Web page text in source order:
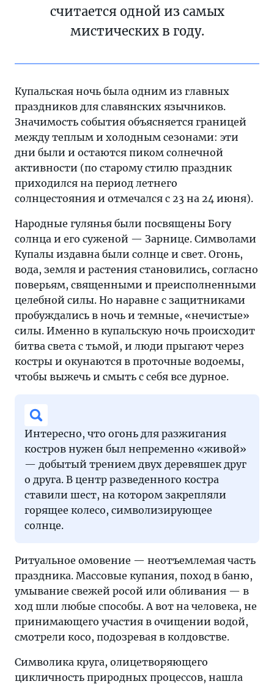
считается одной из самых
мистических в году.
Купальская ночь была одним из главных
праздников для славянских язычников.
Значимость события объясняется границей
между теплым и холодным сезонами: эти
дни были и остаются пиком солнечной
активности (по старому стилю праздник
приходился на период летнего
солнцестояния и отмечался с 23 на 24 июня).
Народные гулянья были посвящены Богу
солнца и его суженой — Зарнице. Символами
Купалы издавна были солнце и свет. Огонь,
вода, земля и растения становились, согласно
поверьям, священными и преисполненными
целебной силы. Но наравне с защитниками
пробуждались в ночь и темные, «нечистые»
силы. Именно в купальскую ночь происходит
битва света с тьмой, и люди прыгают через
костры и окунаются в проточные водоемы,
чтобы выжечь и смыть с себя все дурное.
Интересно, что огонь для разжигания
костров нужен был непременно «живой»
— добытый трением двух деревяшек друг
о друга. В центр разведенного костра
ставили шест, на котором закрепляли
горящее колесо, символизирующее
солнце.
Ритуальное омовение — неотъемлемая часть
праздника. Массовые купания, поход в баню,
умывание свежей росой или обливания — в
ход шли любые способы. А вот на человека, не
принимающего участия в очищении водой,
смотрели косо, подозревая в колдовстве.
Символика круга, олицетворяющего
цикличность природных процессов, нашла